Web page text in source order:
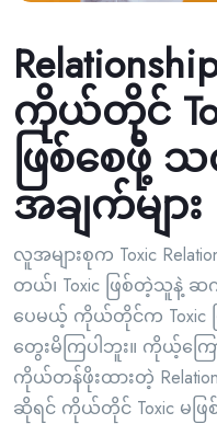
ကိုယ်တိုင်
ဖြစ်စေဖို့
အချက်များ
လူအများစုက Toxic
တယ်၊ Toxic ဖြစ်တဲ့သူနဲ့
ပေမယ့် ကိုယ်တိုင်က Toxic
တွေးမိကြပါဘူး။ ကိုယ့်ကြေ
ကိုယ်တန်ဖိုးထားတဲ့
ဆိုရင် ကိုယ်တိုင် Toxic မဖ